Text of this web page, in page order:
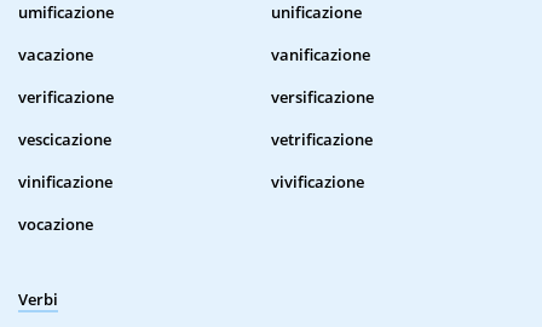
umificazione
unificazione
vacazione
vanificazione
verificazione
versificazione
vescicazione
vetrificazione
vinificazione
vivificazione
vocazione
Verbi